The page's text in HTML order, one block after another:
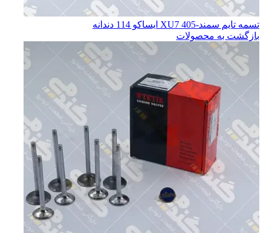
تسمه تایم سمند-405 XU7 ایساکو 114 دندانه
بازگشت به محصولات